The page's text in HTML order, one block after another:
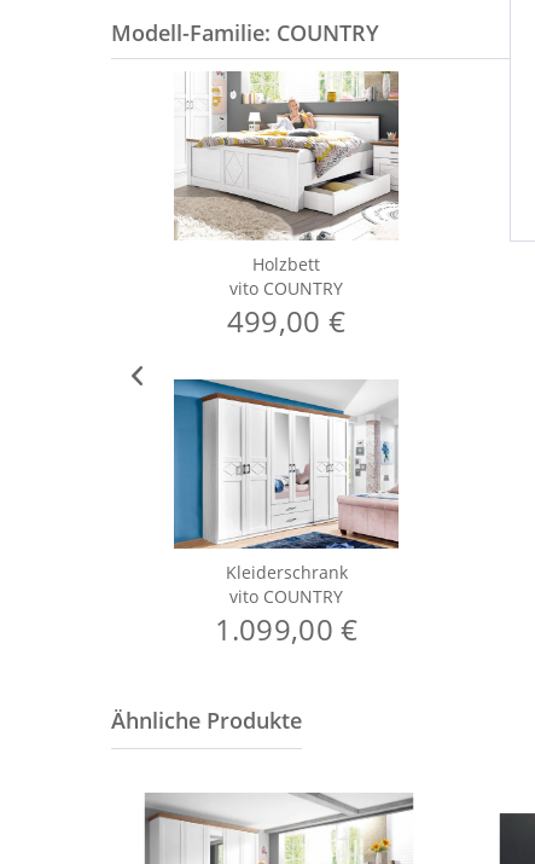
Modell-Familie: COUNTRY
Holzbett
vito COUNTRY
499,00 €
Kleiderschrank
vito COUNTRY
1.099,00 €